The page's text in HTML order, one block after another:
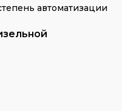
автоматизации